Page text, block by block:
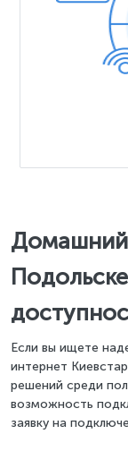
Домашний
Если вы ищете
интернет
решений среди
возможность
заявку на